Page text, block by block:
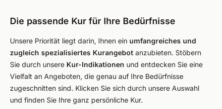
Die passende Kur für Ihre Bedürfnisse
Unsere Priorität liegt darin, Ihnen ein umfangreiches und
zugleich spezialisiertes Kurangebot anzubieten. Stöbern
Sie durch unsere Kur-Indikationen und entdecken Sie eine
Vielfalt an Angeboten, die genau auf Ihre Bedürfnisse
zugeschnitten sind. Klicken Sie sich durch unsere Auswahl
und finden Sie Ihre ganz persönliche Kur.